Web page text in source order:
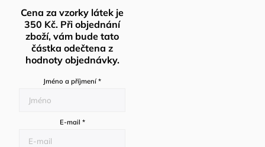
Cena za vzorky látek je
350 Kč. Při objednání
zboží, vám bude tato
částka odečtena z
hodnoty objednávky.
Jméno a příjmení *
E-mail *